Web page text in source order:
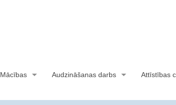
Mācības Audzināšanas darbs Attīstības